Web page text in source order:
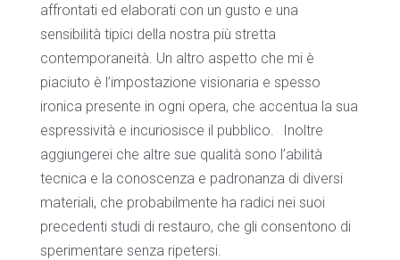
affrontati ed elaborati con un gusto e una
sensibilità tipici della nostra più stretta
contemporaneità. Un altro aspetto che mi è
piaciuto è l’impostazione visionaria e spesso
ironica presente in ogni opera, che accentua la sua
espressività e incuriosisce il pubblico. Inoltre
aggiungerei che altre sue qualità sono l’abilità
tecnica e la conoscenza e padronanza di diversi
materiali, che probabilmente ha radici nei suoi
precedenti studi di restauro, che gli consentono di
sperimentare senza ripetersi.